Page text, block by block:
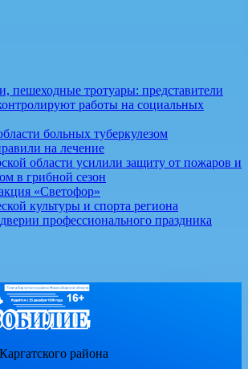
пешеходные тротуары: представители
работы на социальных
больных туберкулезом
на лечение
области усилили защиту от пожаров и
в грибной сезон
«Светофор»
культуры и спорта региона
профессионального праздника
района